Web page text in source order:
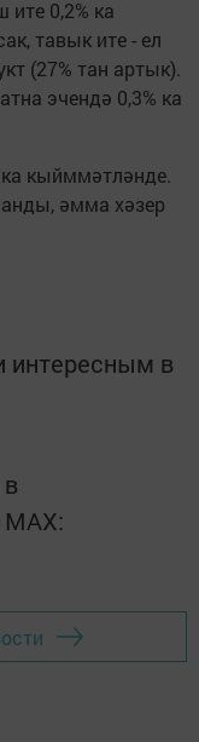
0,2% ка
тавык ите - ел
(27% тан артык).
эчендә 0,3% ка
кыйммәтләнде.
әмма хәзер
в
MАХ: